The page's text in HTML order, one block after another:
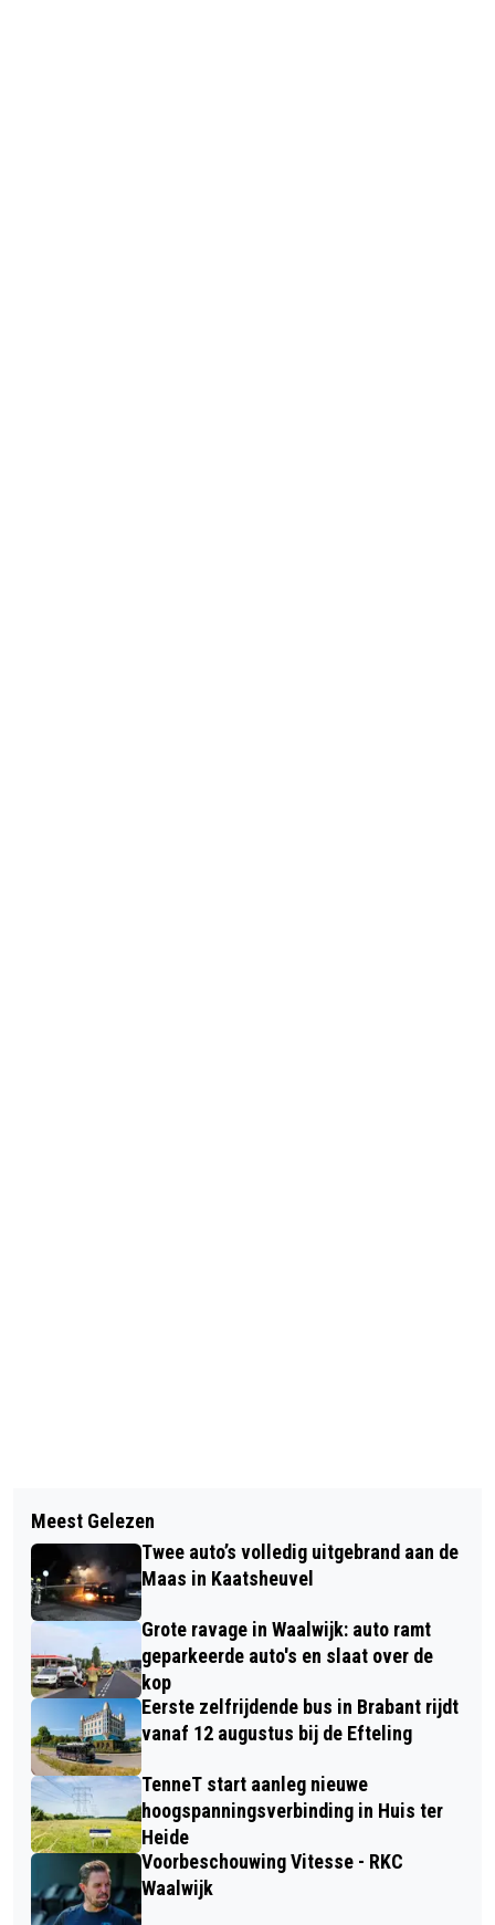
SHC ONDERZOEKT BEKENDHEID
ONDER HUURDERS VAN CASADE MET
GROTE ENQUÊTE
POLITIE ONDERZOEKT
MOTORONGEVAL OP A59 BIJ
WAALWIJK
Meest Gelezen
Twee auto’s volledig uitgebrand aan de
Maas in Kaatsheuvel
Grote ravage in Waalwijk: auto ramt
geparkeerde auto's en slaat over de
kop
Eerste zelfrijdende bus in Brabant rijdt
vanaf 12 augustus bij de Efteling
TenneT start aanleg nieuwe
hoogspanningsverbinding in Huis ter
Heide
Voorbeschouwing Vitesse - RKC
Waalwijk